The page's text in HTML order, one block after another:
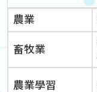
農業
畜牧業
農業學習